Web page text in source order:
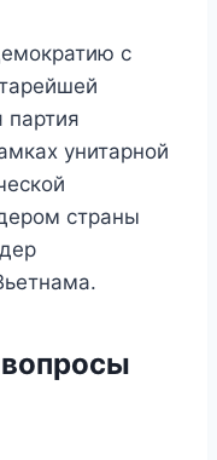
с
партия
унитарной
страны